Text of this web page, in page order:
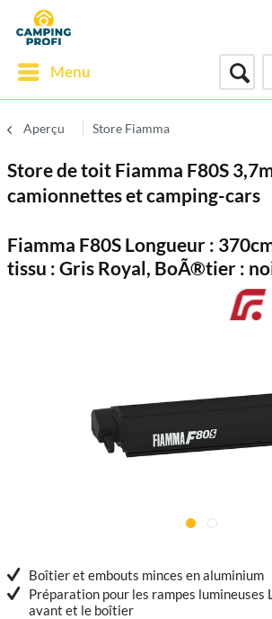
Menu
Aperçu Store Fiamma
Store de toit Fiamma F80S
camionnettes et camping-cars
Fiamma F80S Longueur :
tissu : Gris Royal, BoÃ®tier :
Boîtier et embouts minces en aluminium
Préparation pour les rampes lumineuses
avant et le boîtier